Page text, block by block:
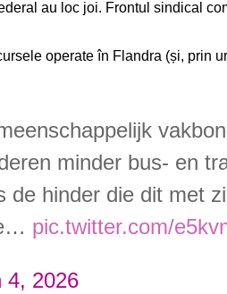
au loc joi. Frontul sindical
operate în Flandra (și, prin
minder bus- en
de hinder die dit met
pic.twitter.com/
4, 2026